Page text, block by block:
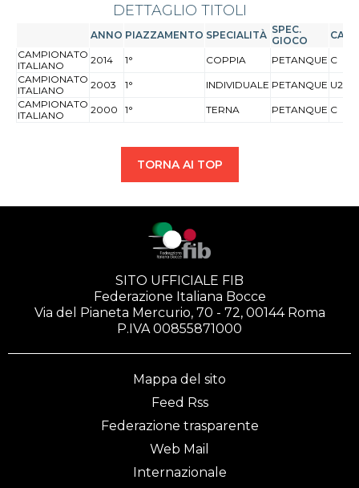
DETTAGLIO TITOLI
ANNO PIAZZAMENTO SPECIALITÀ SPEC.
GIOCO
CAT.
CAMPIONATO
ITALIANO
2014 1° COPPIA PETANQUE C
CAMPIONATO
ITALIANO
2003 1° INDIVIDUALE PETANQUE U23
CAMPIONATO
ITALIANO
2000 1° TERNA PETANQUE C
TORNA AI TOP
SITO UFFICIALE FIB
Federazione Italiana Bocce
Via del Pianeta Mercurio, 70 - 72, 00144 Roma
P.IVA 00855871000
Mappa del sito
Feed Rss
Federazione trasparente
Web Mail
Internazionale